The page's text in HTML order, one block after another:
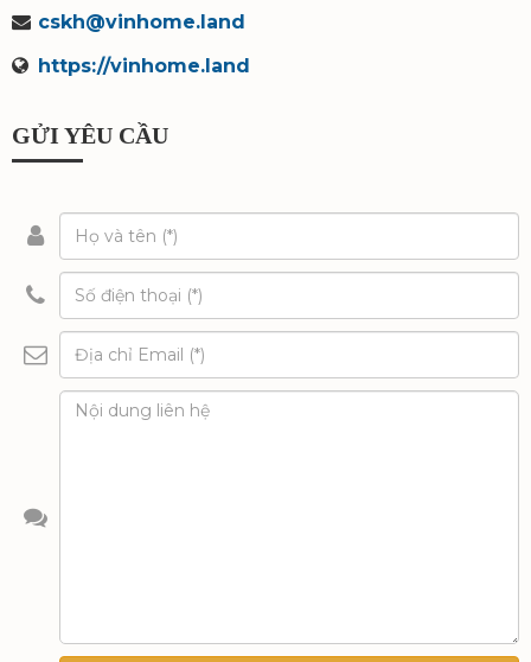
cskh@vinhome.land
https://vinhome.land
GỬI YÊU CẦU